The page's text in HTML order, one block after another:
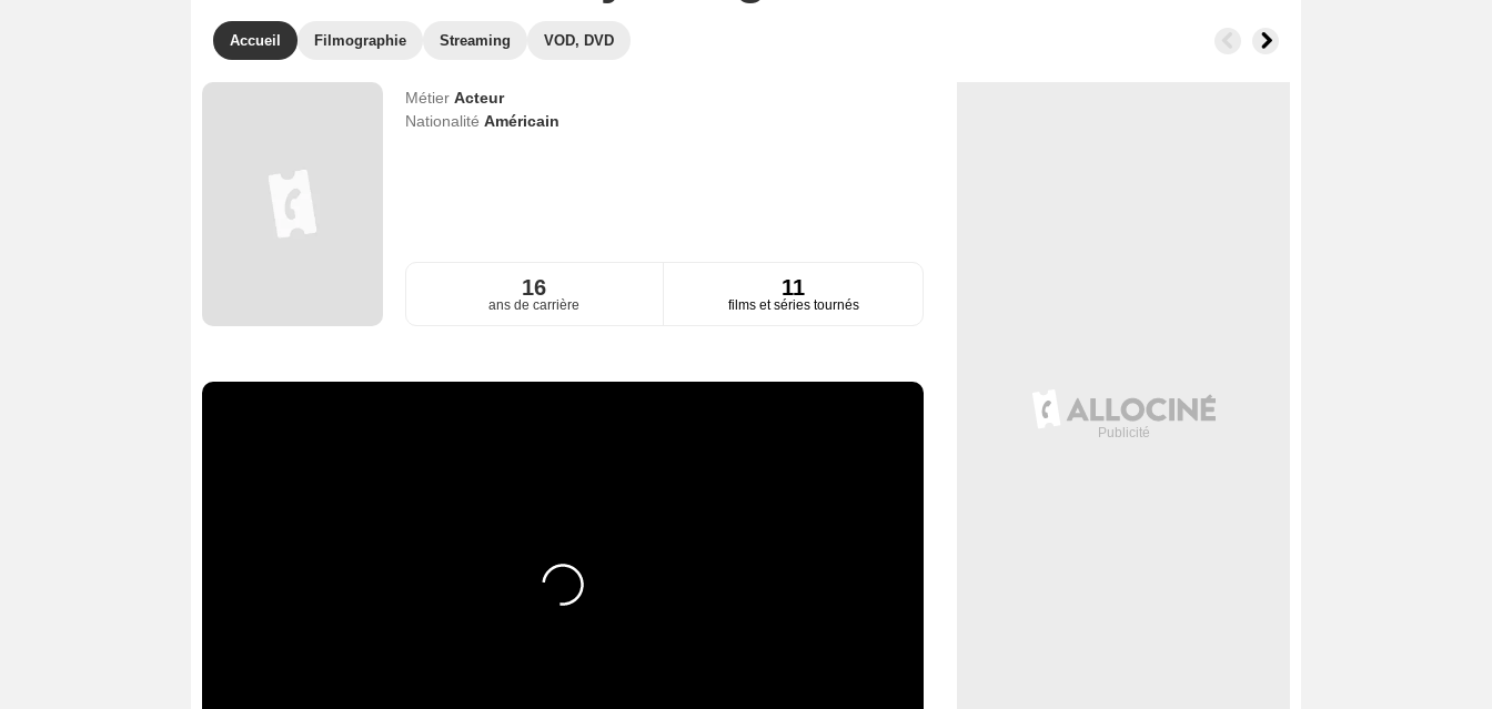
Accueil Filmographie Streaming VOD, DVD
Métier Acteur
Nationalité Américain
16
ans de carrière
11
films et séries tournés